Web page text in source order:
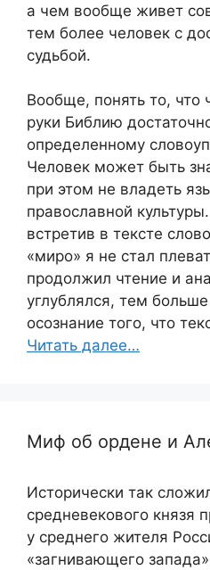
а чем вообще живет
тем более человек с
судьбой.
Вообще, понять то, что
руки Библию
определенному
Человек может быть
при этом не владеть
православной
встретив в тексте
«миро» я не стал
продолжил чтение и
углублялся, тем
осознание того, что
Читать далее…
Миф об ордене и
Исторически так
средневекового князя
у среднего жителя
«загнивающего